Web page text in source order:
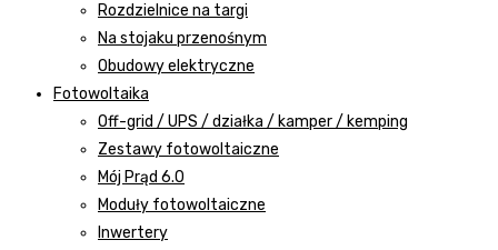
Rozdzielnice na targi
Na stojaku przenośnym
Obudowy elektryczne
Fotowoltaika
Off-grid / UPS / działka / kamper / kemping
Zestawy fotowoltaiczne
Mój Prąd 6.0
Moduły fotowoltaiczne
Inwertery